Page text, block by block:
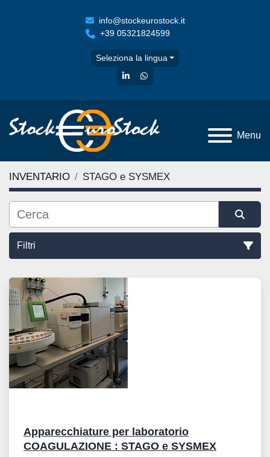
info@stockeurostock.it
+39 05321824599
Seleziona la lingua
linkedinwhatsapp
Menu
INVENTARIO STAGO e SYSMEX
Filtri
Tutte le categorie
Ordina per
Apparecchiature per laboratorio
COAGULAZIONE : STAGO e SYSMEX